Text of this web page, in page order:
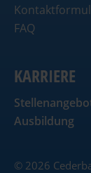
FAQ
KARRIERE
Ausbildung
© 2026